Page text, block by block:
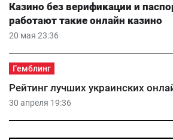
20 мая 23:36
Казино без верификации и
работают такие онлайн казино
Гемблинг
30 апреля 19:36
Рейтинг лучших украинских